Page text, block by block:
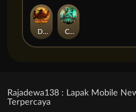
Duel at Dawn Cursed Crypt
Rajadewa138 : Lapak Mobile
Terpercaya